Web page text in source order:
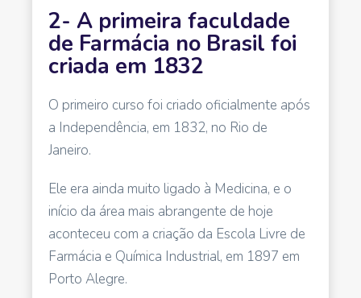
2- A primeira faculdade
de Farmácia no Brasil foi
criada em 1832
O primeiro curso foi criado oficialmente após
a Independência, em 1832, no Rio de
Janeiro.
Ele era ainda muito ligado à Medicina, e o
início da área mais abrangente de hoje
aconteceu com a criação da Escola Livre de
Farmácia e Química Industrial, em 1897 em
Porto Alegre.